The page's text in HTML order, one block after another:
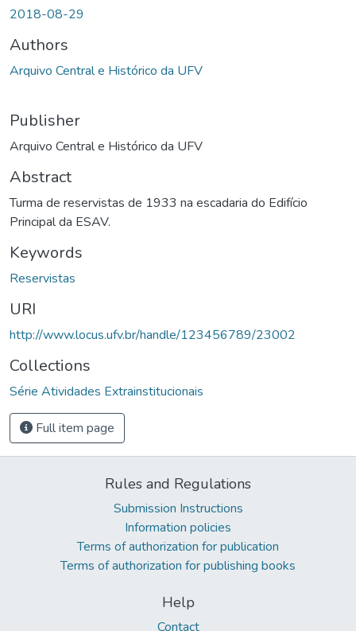
2018-08-29
Authors
Arquivo Central e Histórico da UFV
Publisher
Arquivo Central e Histórico da UFV
Abstract
Turma de reservistas de 1933 na escadaria do Edifício
Principal da ESAV.
Keywords
Reservistas
URI
http://www.locus.ufv.br/handle/123456789/23002
Collections
Série Atividades Extrainstitucionais
Full item page
Rules and Regulations
Submission Instructions
Information policies
Terms of authorization for publication
Terms of authorization for publishing books
Help
Contact